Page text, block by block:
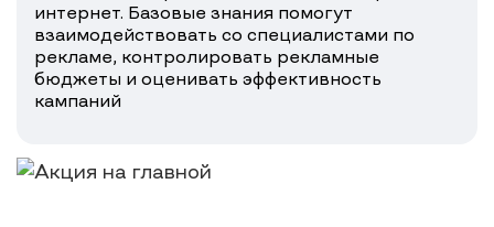
интернет. Базовые знания помогут
взаимодействовать со специалистами по
рекламе, контролировать рекламные
бюджеты и оценивать эффективность
кампаний